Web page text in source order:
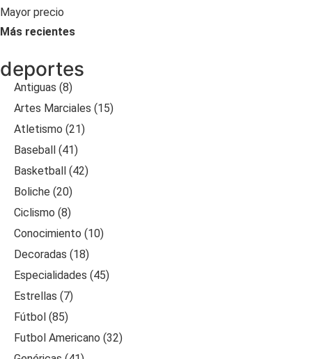
Mayor precio
Más recientes
deportes
Antiguas (8)
Artes Marciales (15)
Atletismo (21)
Baseball (41)
Basketball (42)
Boliche (20)
Ciclismo (8)
Conocimiento (10)
Decoradas (18)
Especialidades (45)
Estrellas (7)
Fútbol (85)
Futbol Americano (32)